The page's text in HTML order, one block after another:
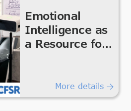
Emotional
Intelligence as
a Resource for
More details